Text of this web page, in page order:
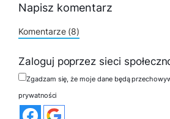
Napisz komentarz
Komentarze (8)
Zaloguj poprzez sieci
Zgadzam się, że moje dane będą
prywatności